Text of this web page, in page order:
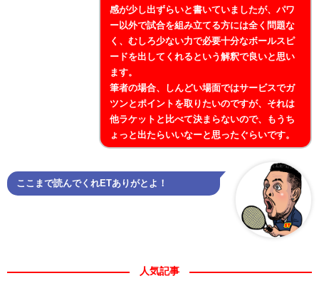
感が少し出ずらいと書いていましたが、パワ
ー以外で試合を組み立てる方には全く問題な
く、むしろ少ない力で必要十分なボールスピ
ードを出してくれるという解釈で良いと思い
ます。
筆者の場合、しんどい場面ではサービスでガ
ツンとポイントを取りたいのですが、それは
他ラケットと比べて決まらないので、もうち
ょっと出たらいいなーと思ったぐらいです。
ここまで読んでくれETありがとよ！
人気記事